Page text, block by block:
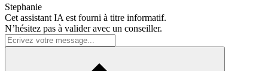
Stephanie
Cet assistant IA est fourni à titre informatif.
N’hésitez pas à valider avec un conseiller.